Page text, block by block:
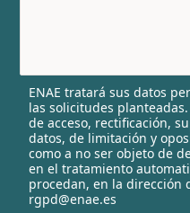
l
e
c
t
e
d
ENAE tratará sus datos
las solicitudes
de acceso, rectificación,
datos, de limitación y
como a no ser objeto de
en el tratamiento
procedan, en la dirección
rgpd@enae.es